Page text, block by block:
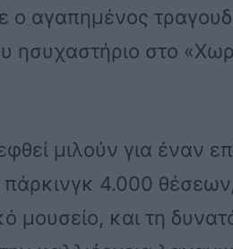
ο αγαπημένος
ησυχαστήριο στο
μιλούν για έναν
πάρκινγκ 4.000
μουσείο, και τη